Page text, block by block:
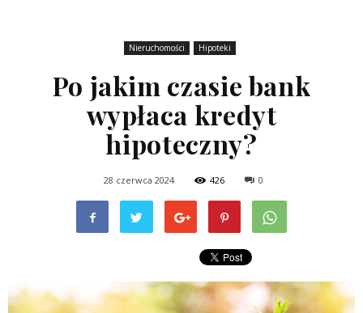
Nieruchomości Hipoteki
Po jakim czasie bank
wypłaca kredyt
hipoteczny?
28 czerwca 2024 426 0